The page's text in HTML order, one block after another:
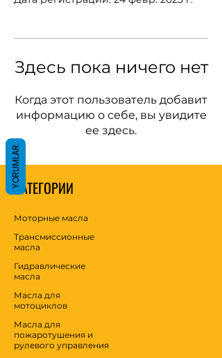
Здесь пока ничего нет
Когда этот пользователь добавит
информацию о себе, вы увидите
ее здесь.
КАТЕГОРИИ
Моторные масла
Трансмиссионные
масла
Гидравлические
масла
Масла для
мотоциклов
Масла для
пожаротушения и
рулевого управления
YORUMLAR